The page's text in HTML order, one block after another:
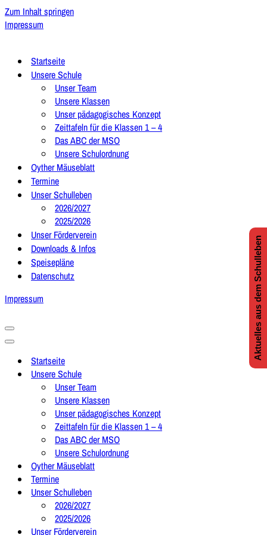
Zum Inhalt springen
Impressum
Startseite
Unsere Schule
Unser Team
Unsere Klassen
Unser pädagogisches Konzept
Zeittafeln für die Klassen 1 – 4
Das ABC der MSO
Unsere Schulordnung
Oyther Mäuseblatt
Termine
Unser Schulleben
2026/2027
2025/2026
Unser Förderverein
Downloads & Infos
Speisepläne
Datenschutz
Impressum
Navigationsmenü
Navigationsmenü
Startseite
Unsere Schule
Unser Team
Unsere Klassen
Unser pädagogisches Konzept
Zeittafeln für die Klassen 1 – 4
Das ABC der MSO
Unsere Schulordnung
Oyther Mäuseblatt
Termine
Unser Schulleben
2026/2027
2025/2026
Unser Förderverein
Aktuelles aus dem Schulleben